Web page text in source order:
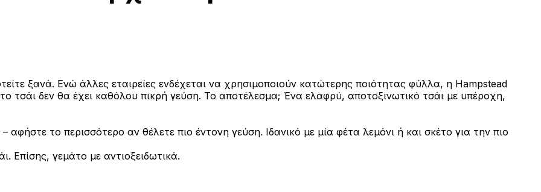
ξανά. Ενώ άλλες εταιρείες ενδέχεται να χρησιμοποιούν κατώτερης ποιότητας φύλλα, η Hampstead
το τσάι δεν θα έχει καθόλου πικρή γεύση. Το αποτέλεσμα; Ένα ελαφρύ, αποτοξινωτικό τσάι με υπέροχη,
αφήστε το περισσότερο αν θέλετε πιο έντονη γεύση. Ιδανικό με μία φέτα λεμόνι ή και σκέτο για την πιο
Επίσης, γεμάτο με αντιοξειδωτικά.